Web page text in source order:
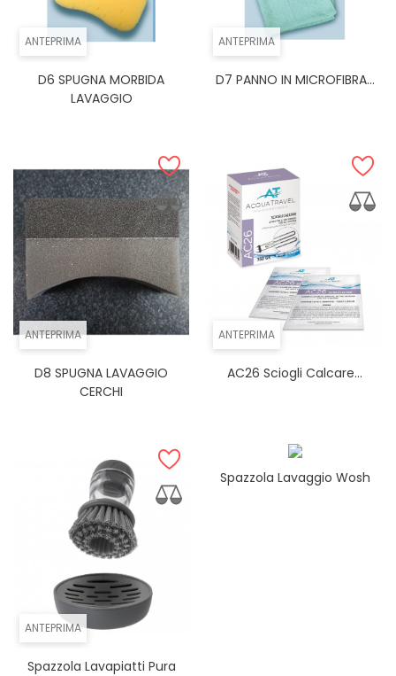
ANTEPRIMA
D6 SPUGNA MORBIDA
LAVAGGIO
ANTEPRIMA
D7 PANNO IN MICROFIBRA...
ANTEPRIMA
D8 SPUGNA LAVAGGIO
CERCHI
ANTEPRIMA
AC26 Sciogli Calcare...
ANTEPRIMA
Spazzola Lavapiatti Pura
Spazzola Lavaggio Wosh